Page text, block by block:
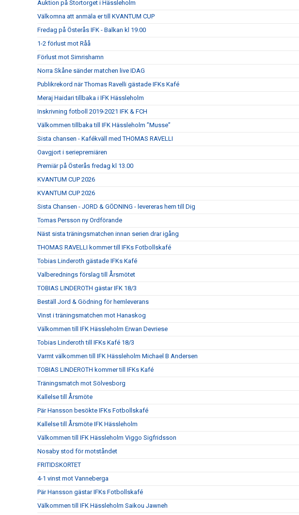
Auktion på Stortorget i Hässleholm
Välkomna att anmäla er till KVANTUM CUP
Fredag på Österås IFK - Balkan kl 19.00
1-2 förlust mot Råå
Förlust mot Simrishamn
Norra Skåne sänder matchen live IDAG
Publikrekord när Thomas Ravelli gästade IFKs Kafé
Meraj Haidari tillbaka i IFK Hässleholm
Inskrivning fotboll 2019-2021 IFK & FCH
Välkommen tillbaka till IFK Hässleholm ”Musse”
Sista chansen - Kafékväll med THOMAS RAVELLI
Oavgjort i seriepremiären
Premiär på Österås fredag kl 13.00
KVANTUM CUP 2026
KVANTUM CUP 2026
Sista Chansen - JORD & GÖDNING - levereras hem till Dig
Tomas Persson ny Ordförande
Näst sista träningsmatchen innan serien drar igång
THOMAS RAVELLI kommer till IFKs Fotbollskafé
Tobias Linderoth gästade IFKs Kafé
Valberednings förslag till Årsmötet
TOBIAS LINDEROTH gästar IFK 18/3
Beställ Jord & Gödning för hemleverans
Vinst i träningsmatchen mot Hanaskog
Välkommen till IFK Hässleholm Erwan Devriese
Tobias Linderoth till IFKs Kafé 18/3
Varmt välkommen till IFK Hässleholm Michael B Andersen
TOBIAS LINDEROTH kommer till IFKs Kafé
Träningsmatch mot Sölvesborg
Kallelse till Årsmöte
Pär Hansson besökte IFKs Fotbollskafé
Kallelse till Årsmöte IFK Hässleholm
Välkommen till IFK Hässleholm Viggo Sigfridsson
Nosaby stod för motståndet
FRITIDSKORTET
4-1 vinst mot Vanneberga
Pär Hansson gästar IFKs Fotbollskafé
Välkommen till IFK Hässleholm Saikou Jawneh